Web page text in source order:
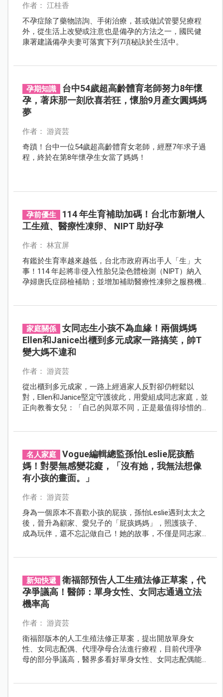
作者： 江桂香
不孕症除了藥物諮詢、手術治療，甚或做試管嬰兒療程
外，從生活上改變或注意也是備孕的方法之一，國民健
康署建議備孕夫妻可落實下列7項秘訣於生活中。
孕期知識
台中54歲超高齡體育老師努力8年懷
孕，著床那一刻欣喜若狂，懷胎9月產女圓媽媽
夢
作者： 游資芸
奇蹟！台中一位54歲超高齡體育女老師，經歷7年求子過
程，終於在第8年懷孕生女當了媽媽！
孕前優生
114 年生育補助加碼！台北市新增人
工生殖、醫療性凍卵、 NIPT 助好孕
作者： 林宜屏
有鑑於生育率越來越低，台北市政府再出手人「生」大
事！114 年起將非侵入性胎兒染色體檢測（NIPT）納入
孕婦唐氏症篩檢補助；並增加補助醫療性凍卵之服務機
家庭關係
女同志生小孩不為血緣！兩個媽媽
Ellen和Janice出櫃到多元成家一路搞笑，帥T
變大媽不違和
作者： 游資芸
從出櫃到多元成家，一路上經過家人反對卻仍輕鬆以
對，Ellen和Janice堅定守護彼此，用愛組成同志家庭，並
正向教養女兒：「自己的與眾不同，正是最值得珍惜的
名人家庭
Vogue編輯總監孫怡Leslie屁孩酷
媽！對嬰無感變花癡，「沒有她，我無法想像
有小孩的畫面。」
作者： 游資芸
身為一個原本不喜歡小孩的屁孩，孫怡Leslie遇到太太之
後，晉升為顧家、愛兒子的「屁孩媽媽」，照護孩子、
成為玩伴，還不忘記做自己！她的故事，不僅是同志家
新知快遞
衛福部預告人工生殖法修正草案，代
孕爭議高！醫師：單身女性、女同志通過立法
機率高
作者： 游資芸
衛福部版本的人工生殖法修正草案，提出開放單身女
性、女同志配偶、代理孕母合法進行療程，目前代理孕
母的部分爭議高，醫界多看好單身女性、女同志配偶能